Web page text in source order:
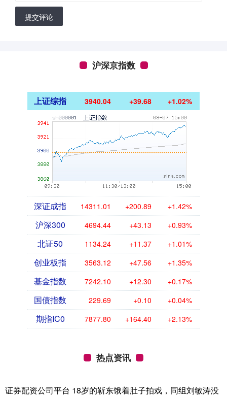
提交评论
沪深京指数
上证综指 3940.04 +39.68 +1.02%
深证成指 14311.01 +200.89 +1.42%
沪深300 4694.44 +43.13 +0.93%
北证50 1134.24 +11.37 +1.01%
创业板指 3563.12 +47.56 +1.35%
基金指数 7242.10 +12.30 +0.17%
国债指数 229.69 +0.10 +0.04%
期指IC0 7877.80 +164.40 +2.13%
热点资讯
证券配资公司平台 18岁的靳东饿着肚子拍戏，同组刘敏涛没